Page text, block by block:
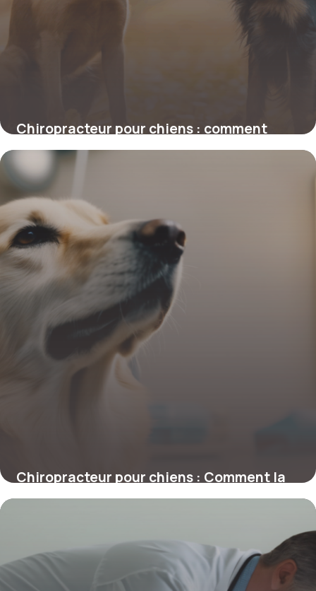
Chiropracteur pour chiens : comment
cette approche transforme la santé de
votre compagnon
4 juillet 2025
Chiropracteur pour chiens : Comment la
chiropraxie transforme la santé canine